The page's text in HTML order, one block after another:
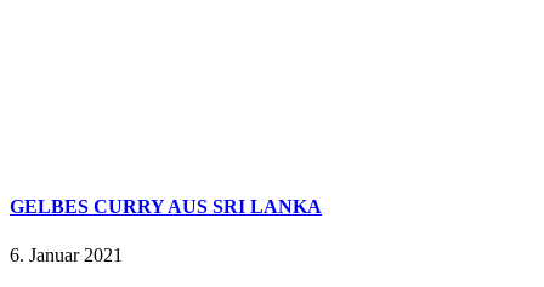
GELBES CURRY AUS SRI LANKA
6. Januar 2021